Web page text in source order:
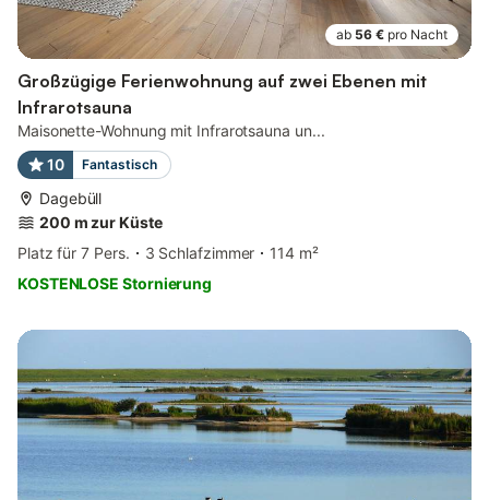
ab 56 € pro Nacht
Großzügige Ferienwohnung auf zwei Ebenen mit
Infrarotsauna
Maisonette-Wohnung mit Infrarotsauna un...
10
Fantastisch
Dagebüll
200 m zur Küste
Platz für 7 Pers.
3 Schlafzimmer
114 m²
KOSTENLOSE Stornierung